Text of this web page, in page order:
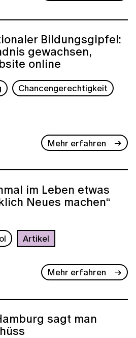
Bildungsgipfel:
gewachsen,
online
Chancengerechtigkeit
Mehr erfahren
im Leben etwas
Neues machen“
Artikel
Mehr erfahren
sagt man